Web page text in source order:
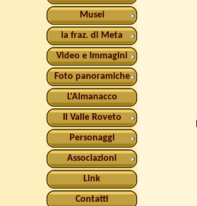
Musei
la fraz. di Meta
Video e Immagini
Foto panoramiche
L'Almanacco
Il Valle Roveto
Personaggi
Associazioni
Link
Contatti